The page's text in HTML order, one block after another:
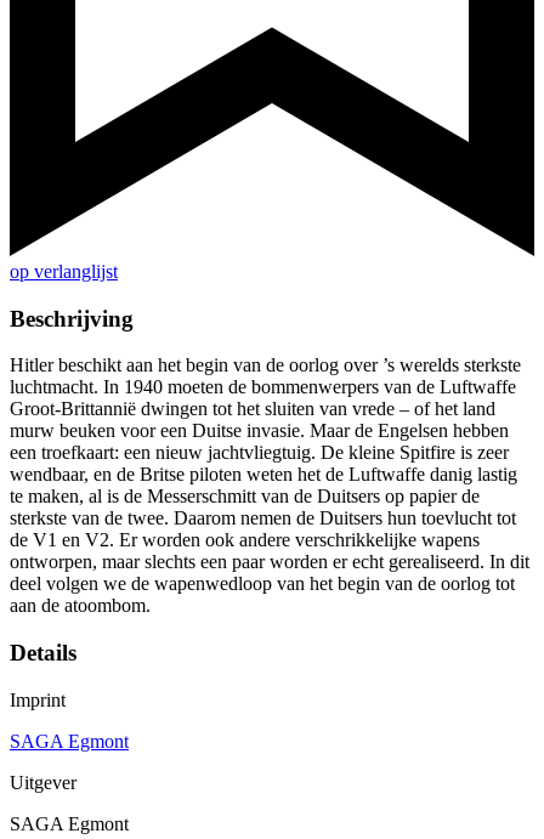
op verlanglijst
Beschrijving
Hitler beschikt aan het begin van de oorlog over ’s werelds sterkste
luchtmacht. In 1940 moeten de bommenwerpers van de Luftwaffe
Groot-Brittannië dwingen tot het sluiten van vrede – of het land
murw beuken voor een Duitse invasie. Maar de Engelsen hebben
een troefkaart: een nieuw jachtvliegtuig. De kleine Spitfire is zeer
wendbaar, en de Britse piloten weten het de Luftwaffe danig lastig
te maken, al is de Messerschmitt van de Duitsers op papier de
sterkste van de twee. Daarom nemen de Duitsers hun toevlucht tot
de V1 en V2. Er worden ook andere verschrikkelijke wapens
ontworpen, maar slechts een paar worden er echt gerealiseerd. In dit
deel volgen we de wapenwedloop van het begin van de oorlog tot
aan de atoombom.
Details
Imprint
SAGA Egmont
Uitgever
SAGA Egmont